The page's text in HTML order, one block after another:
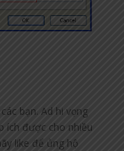
bạn. Ad hi vọng
ích được cho nhiều
like để ủng hộ